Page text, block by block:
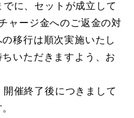
に、セットが成立して
ャージ金へのご返金の対
移行は順次実施いたし
いただきますよう、お
催終了後につきまして